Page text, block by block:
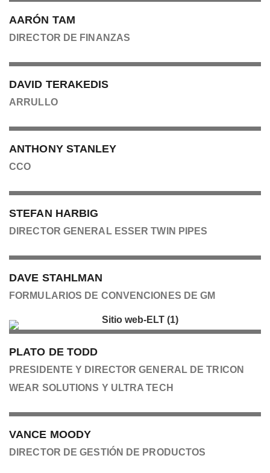
AARÓN TAM
DIRECTOR DE FINANZAS
DAVID TERAKEDIS
ARRULLO
ANTHONY STANLEY
CCO
STEFAN HARBIG
DIRECTOR GENERAL ESSER TWIN PIPES
DAVE STAHLMAN
FORMULARIOS DE CONVENCIONES DE GM
PLATO DE TODD
PRESIDENTE Y DIRECTOR GENERAL DE TRICON
WEAR SOLUTIONS Y ULTRA TECH
VANCE MOODY
DIRECTOR DE GESTIÓN DE PRODUCTOS